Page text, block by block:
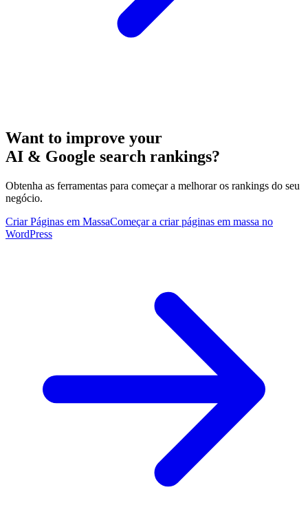
Want to improve your
AI & Google search rankings?
Obtenha as ferramentas para começar a melhorar os rankings do seu
negócio.
Criar Páginas em MassaComeçar a criar páginas em massa no
WordPress